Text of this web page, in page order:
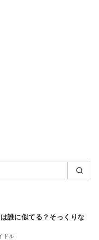
ドル
誰に似てる？そっくりな